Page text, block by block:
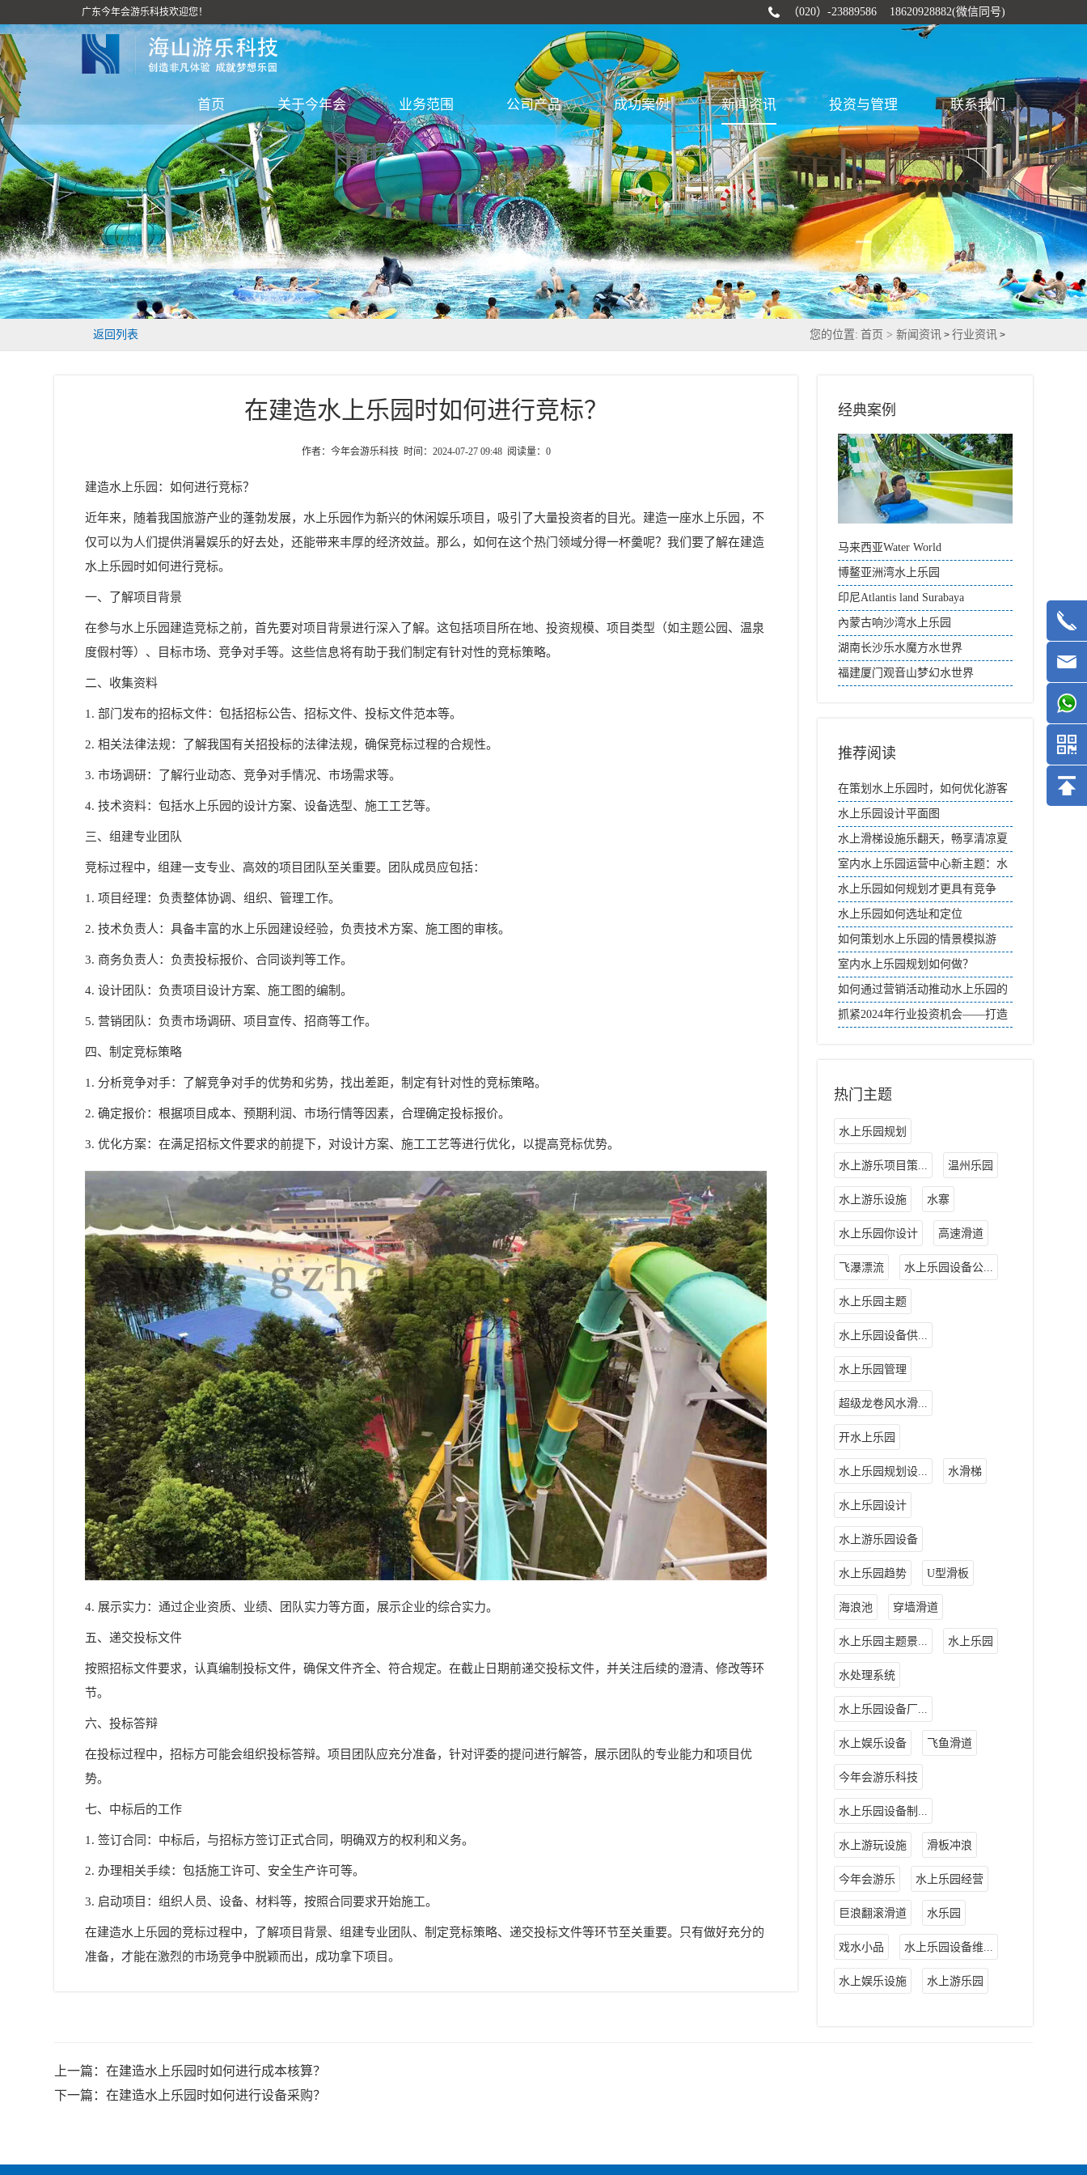
广东今年会游乐科技欢迎您！ （020）-23889586 18620928882(微信同号)
首页 关于今年会 业务范围 公司产品 成功案例 新闻资讯 投资与管理 联系我们
返回列表 您的位置: 首页 >新闻资讯 >行业资讯 >
在建造水上乐园时如何进行竞标？
作者：今年会游乐科技 时间：2024-07-27 09:48 阅读量： 0
建造水上乐园：如何进行竞标？
近年来，随着我国旅游产业的蓬勃发展，水上乐园作为新兴的休闲娱乐项目，吸引了大量投资者的目光。建造一座水上乐园，不
仅可以为人们提供消暑娱乐的好去处，还能带来丰厚的经济效益。那么，如何在这个热门领域分得一杯羹呢？我们要了解在建造
水上乐园时如何进行竞标。
一、了解项目背景
在参与水上乐园建造竞标之前，首先要对项目背景进行深入了解。这包括项目所在地、投资规模、项目类型（如主题公园、温泉
度假村等）、目标市场、竞争对手等。这些信息将有助于我们制定有针对性的竞标策略。
二、收集资料
1. 部门发布的招标文件：包括招标公告、招标文件、投标文件范本等。
2. 相关法律法规：了解我国有关招投标的法律法规，确保竞标过程的合规性。
3. 市场调研：了解行业动态、竞争对手情况、市场需求等。
4. 技术资料：包括水上乐园的设计方案、设备选型、施工工艺等。
三、组建专业团队
竞标过程中，组建一支专业、高效的项目团队至关重要。团队成员应包括：
1. 项目经理：负责整体协调、组织、管理工作。
2. 技术负责人：具备丰富的水上乐园建设经验，负责技术方案、施工图的审核。
3. 商务负责人：负责投标报价、合同谈判等工作。
4. 设计团队：负责项目设计方案、施工图的编制。
5. 营销团队：负责市场调研、项目宣传、招商等工作。
四、制定竞标策略
1. 分析竞争对手：了解竞争对手的优势和劣势，找出差距，制定有针对性的竞标策略。
2. 确定报价：根据项目成本、预期利润、市场行情等因素，合理确定投标报价。
3. 优化方案：在满足招标文件要求的前提下，对设计方案、施工工艺等进行优化，以提高竞标优势。
4. 展示实力：通过企业资质、业绩、团队实力等方面，展示企业的综合实力。
五、递交投标文件
按照招标文件要求，认真编制投标文件，确保文件齐全、符合规定。在截止日期前递交投标文件，并关注后续的澄清、修改等环
节。
六、投标答辩
在投标过程中，招标方可能会组织投标答辩。项目团队应充分准备，针对评委的提问进行解答，展示团队的专业能力和项目优
势。
七、中标后的工作
1. 签订合同：中标后，与招标方签订正式合同，明确双方的权利和义务。
2. 办理相关手续：包括施工许可、安全生产许可等。
3. 启动项目：组织人员、设备、材料等，按照合同要求开始施工。
在建造水上乐园的竞标过程中，了解项目背景、组建专业团队、制定竞标策略、递交投标文件等环节至关重要。只有做好充分的
准备，才能在激烈的市场竞争中脱颖而出，成功拿下项目。
经典案例
马来西亚Water World
博鳌亚洲湾水上乐园
印尼Atlantis land Surabaya
內蒙古响沙湾水上乐园
湖南长沙乐水魔方水世界
福建厦门观音山梦幻水世界
推荐阅读
在策划水上乐园时，如何优化游客
流动？
水上乐园设计平面图
水上滑梯设施乐翻天，畅享清凉夏
日时光
室内水上乐园运营中心新主题：水
趣盎然，欢乐无限
水上乐园如何规划才更具有竞争
力？
水上乐园如何选址和定位
如何策划水上乐园的情景模拟游
戏？
室内水上乐园规划如何做？
如何通过营销活动推动水上乐园的
二次消费？
抓紧2024年行业投资机会——打造
热门主题
水上乐园规划
水上游乐项目策... 温州乐园
水上游乐设施 水寨
水上乐园你设计 高速滑道
飞瀑漂流 水上乐园设备公...
水上乐园主题
水上乐园设备供...
水上乐园管理
超级龙卷风水滑...
开水上乐园
水上乐园规划设... 水滑梯
水上乐园设计
水上游乐园设备
水上乐园趋势 U型滑板
海浪池 穿墙滑道
水上乐园主题景... 水上乐园
水处理系统
水上乐园设备厂...
水上娱乐设备 飞鱼滑道
今年会游乐科技
水上乐园设备制...
水上游玩设施 滑板冲浪
今年会游乐 水上乐园经营
巨浪翻滚滑道 水乐园
戏水小品 水上乐园设备维...
水上娱乐设施 水上游乐园
上一篇：在建造水上乐园时如何进行成本核算？
下一篇：在建造水上乐园时如何进行设备采购？